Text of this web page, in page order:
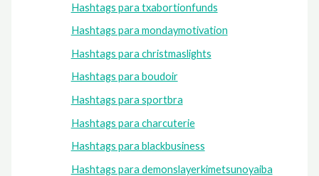
Hashtags para txabortionfunds
Hashtags para mondaymotivation
Hashtags para christmaslights
Hashtags para boudoir
Hashtags para sportbra
Hashtags para charcuterie
Hashtags para blackbusiness
Hashtags para demonslayerkimetsunoyaiba